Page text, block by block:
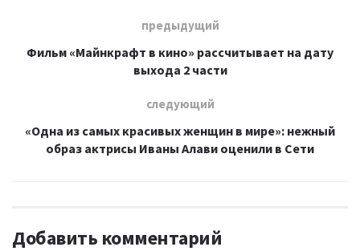
предыдущий
Фильм «Майнкрафт в кино» рассчитывает на дату
выхода 2 части
следующий
«Одна из самых красивых женщин в мире»: нежный
образ актрисы Иваны Алави оценили в Сети
Добавить комментарий